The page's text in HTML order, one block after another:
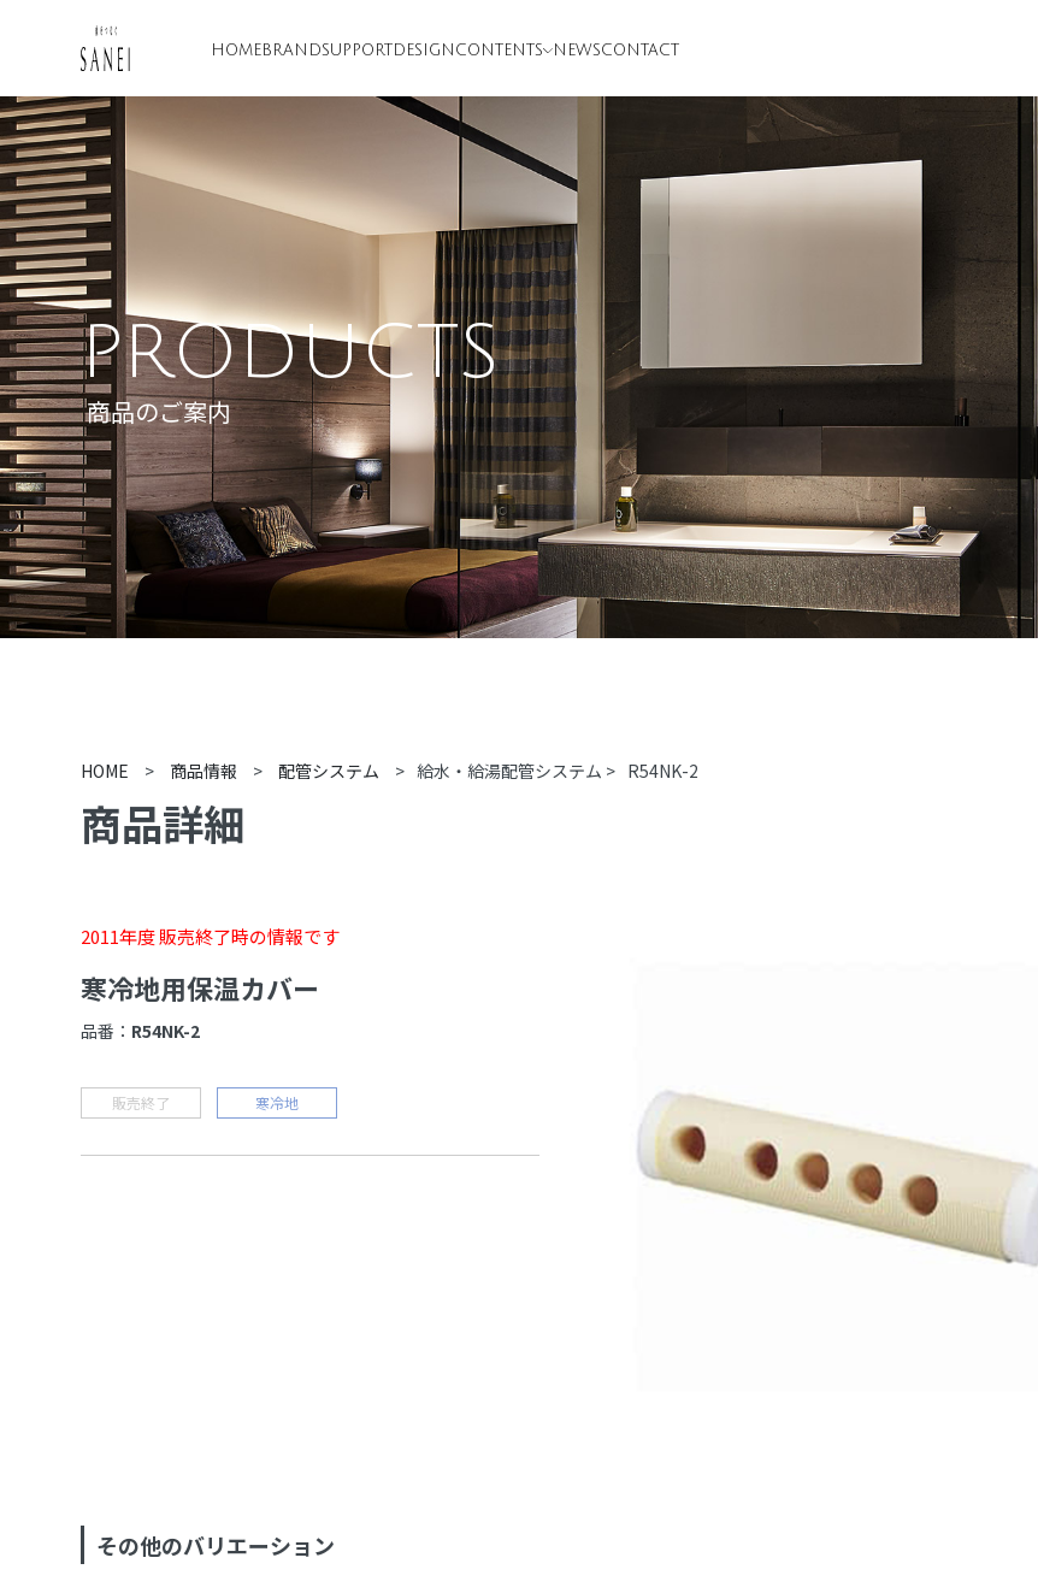
HOME BRANDSUPPORT DESIGN CONTENTS NEWSCONTACT
PRODUCTS
商品のご案内
HOME > 商品情報 > 配管システム > 給水・給湯配管システム > R54NK-2
商品詳細
2011年度 販売終了時の情報です
寒冷地用保温カバー
品番： R54NK-2
販売終了 寒冷地
その他のバリエーション